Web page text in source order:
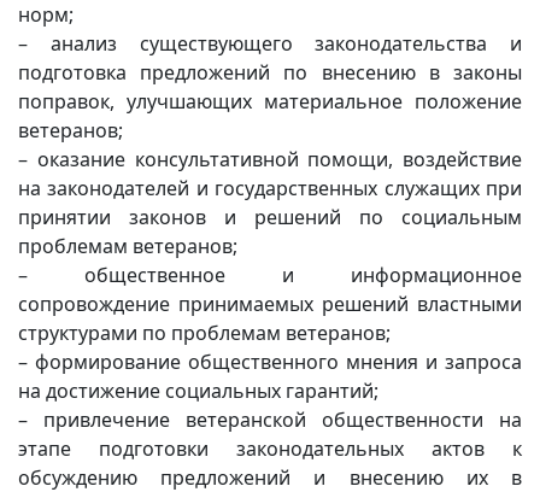
норм;
– анализ существующего законодательства и
подготовка предложений по внесению в законы
поправок, улучшающих материальное положение
ветеранов;
– оказание консультативной помощи, воздействие
на законодателей и государственных служащих при
принятии законов и решений по социальным
проблемам ветеранов;
– общественное и информационное
сопровождение принимаемых решений властными
структурами по проблемам ветеранов;
– формирование общественного мнения и запроса
на достижение социальных гарантий;
– привлечение ветеранской общественности на
этапе подготовки законодательных актов к
обсуждению предложений и внесению их в